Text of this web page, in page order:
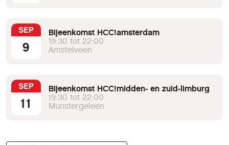
SEP
9
Bijeenkomst HCC!amsterdam
19:30 tot 22:00
Amstelveen
SEP
11
Bijeenkomst HCC!midden- en zuid-limburg
19:30 tot 22:00
Munstergeleen